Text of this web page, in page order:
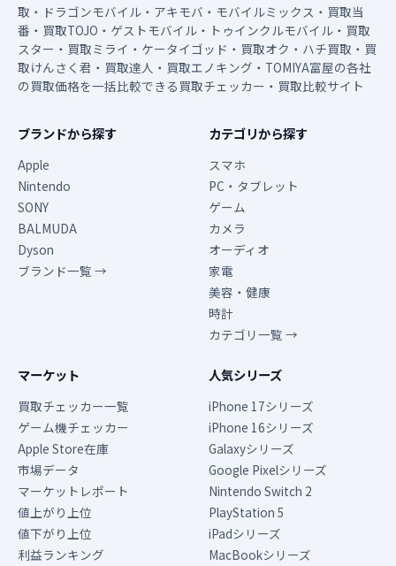
取・ドラゴンモバイル・アキモバ・モバイルミックス・買取当
番・買取TOJO・ゲストモバイル・トゥインクルモバイル・買取
スター・買取ミライ・ケータイゴッド・買取オク・ハチ買取・買
取けんさく君・買取達人・買取エノキング・TOMIYA富屋の各社
の買取価格を一括比較できる買取チェッカー・買取比較サイト
ブランドから探す
Apple
Nintendo
SONY
BALMUDA
Dyson
ブランド一覧 →
カテゴリから探す
スマホ
PC・タブレット
ゲーム
カメラ
オーディオ
家電
美容・健康
時計
カテゴリ一覧 →
マーケット
買取チェッカー一覧
ゲーム機チェッカー
Apple Store在庫
市場データ
マーケットレポート
値上がり上位
値下がり上位
利益ランキング
人気シリーズ
iPhone 17シリーズ
iPhone 16シリーズ
Galaxyシリーズ
Google Pixelシリーズ
Nintendo Switch 2
PlayStation 5
iPadシリーズ
MacBookシリーズ